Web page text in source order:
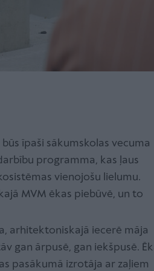
īpaši sākumskolas vecuma
programma, kas ļaus
vienojošu lielumu.
MVM ēkas piebūvē, un to
arhitektoniskajā iecerē māja
gan ārpusē, gan iekšpusē.
pasākumā izrotāja ar zaļiem